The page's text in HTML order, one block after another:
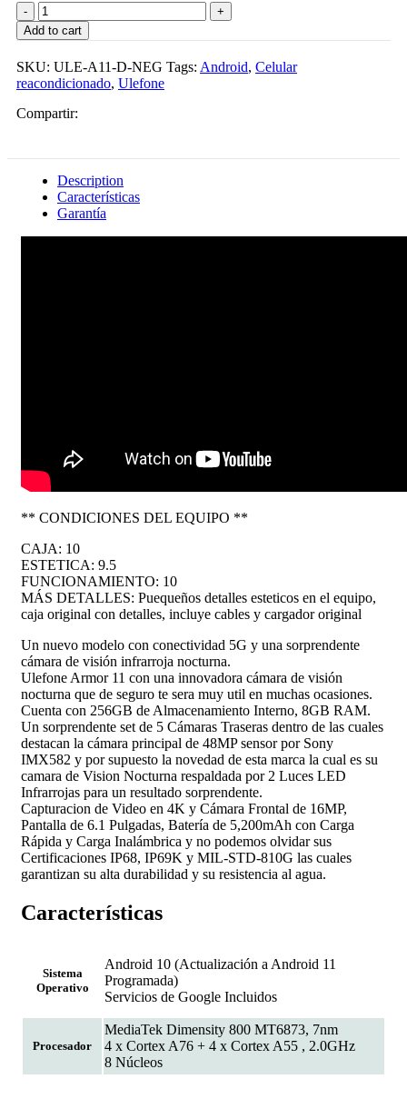
Celular
Ulefone
Armor
Uso
Rudo
8GB/256GB
ROM
5G
Cámara
64MPx
Demo
quantity
Add to cart
SKU: ULE-A11-D-NEG Tags: Android, Celular
reacondicionado, Ulefone
Compartir:
Description
Características
Garantía
** CONDICIONES DEL EQUIPO **
CAJA: 10
ESTETICA: 9.5
FUNCIONAMIENTO: 10
MÁS DETALLES: Puequeños detalles esteticos en el equipo,
caja original con detalles, incluye cables y cargador original
Un nuevo modelo con conectividad 5G y una sorprendente
cámara de visión infrarroja nocturna.
Ulefone Armor 11 con una innovadora cámara de visión
nocturna que de seguro te sera muy util en muchas ocasiones.
Cuenta con 256GB de Almacenamiento Interno, 8GB RAM.
Un sorprendente set de 5 Cámaras Traseras dentro de las cuales
destacan la cámara principal de 48MP sensor por Sony
IMX582 y por supuesto la novedad de esta marca la cual es su
camara de Vision Nocturna respaldada por 2 Luces LED
Infrarrojas para un resultado sorprendente.
Capturacion de Video en 4K y Cámara Frontal de 16MP,
Pantalla de 6.1 Pulgadas, Batería de 5,200mAh con Carga
Rápida y Carga Inalámbrica y no podemos olvidar sus
Certificaciones IP68, IP69K y MIL-STD-810G las cuales
garantizan su alta durabilidad y su resistencia al agua.
Características
Sistema
Operativo
Android 10 (Actualización a Android 11
Programada)
Servicios de Google Incluidos
Procesador
MediaTek Dimensity 800 MT6873, 7nm
4 x Cortex A76 + 4 x Cortex A55 , 2.0GHz
8 Núcleos